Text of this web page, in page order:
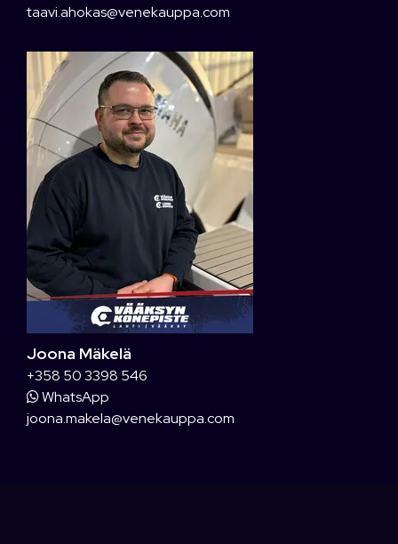
taavi.ahokas@venekauppa.com
Joona Mäkelä
+358 50 3398 546
WhatsApp
joona.makela@venekauppa.com